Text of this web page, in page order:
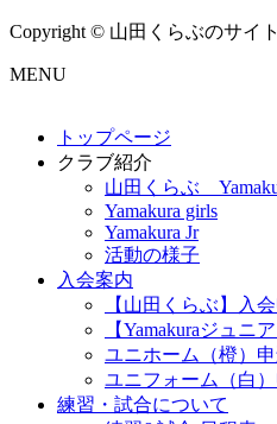
Copyright © 山田くらぶのサイ
MENU
トップページ
クラブ紹介
山田くらぶ
Yamakura girls
Yamakura Jr
活動の様子
入会案内
【山田くらぶ】入
【Yamakuraジュニ
ユニホーム（橙）
ユニフォーム（白
練習・試合について